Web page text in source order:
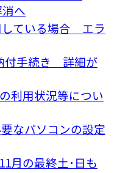
へ
している場合 エラ
付手続き 詳細が
利用状況等につい
なパソコンの設定
月の最終土･日も